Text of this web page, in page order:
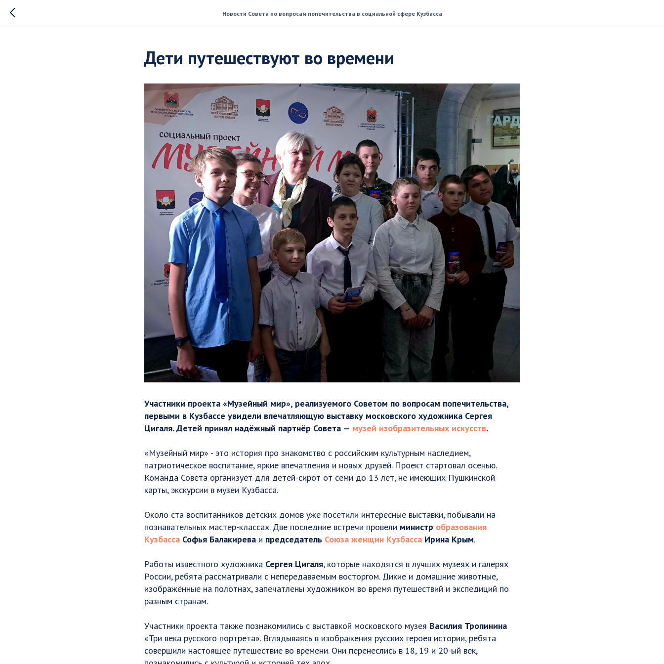
Новости Совета по вопросам попечительства в социальной сфере Кузбасса
Дети путешествуют во времени
Участники проекта «Музейный мир», реализуемого Советом по вопросам попечительства,
первыми в Кузбассе увидели впечатляющую выставку московского художника Сергея
Цигаля. Детей принял надёжный партнёр Совета — музей изобразительных искусств.
«Музейный мир» - это история про знакомство с российским культурным наследием,
патриотическое воспитание, яркие впечатления и новых друзей. Проект стартовал осенью.
Команда Совета организует для детей-сирот от семи до 13 лет, не имеющих Пушкинской
карты, экскурсии в музеи Кузбасса.
Около ста воспитанников детских домов уже посетили интересные выставки, побывали на
познавательных мастер-классах. Две последние встречи провели министр образования
Кузбасса Софья Балакирева и председатель Союза женщин Кузбасса Ирина Крым.
Работы известного художника Сергея Цигаля, которые находятся в лучших музеях и галерях
России, ребята рассматривали с непередаваемым восторгом. Дикие и домашние животные,
изображённые на полотнах, запечатлены художником во время путешествий и экспедиций по
разным странам.
Участники проекта также познакомились с выставкой московского музея Василия Тропинина
«Три века русского портрета». Вглядываясь в изображения русских героев истории, ребята
совершили настоящее путешествие во времени. Они перенеслись в 18, 19 и 20-ый век,